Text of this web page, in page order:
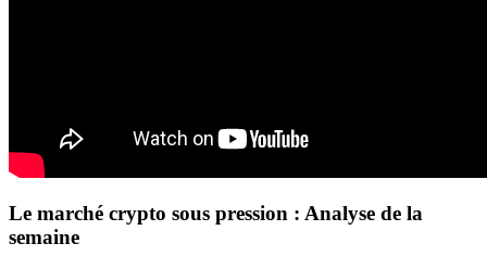
Le marché crypto sous pression : Analyse de la
semaine